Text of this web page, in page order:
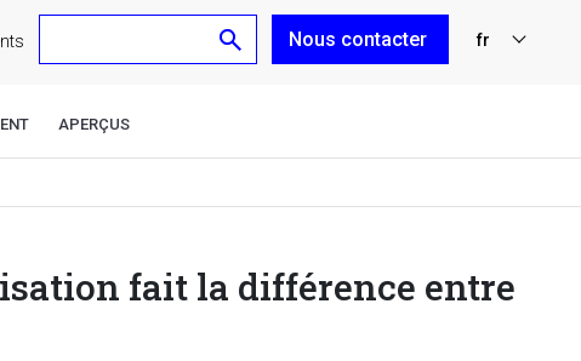
Nous contacter fr
APERÇUS
fait la différence entre